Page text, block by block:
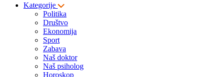
Kategorije
Politika
Društvo
Ekonomija
Sport
Zabava
Naš doktor
Naš psiholog
Horoskop